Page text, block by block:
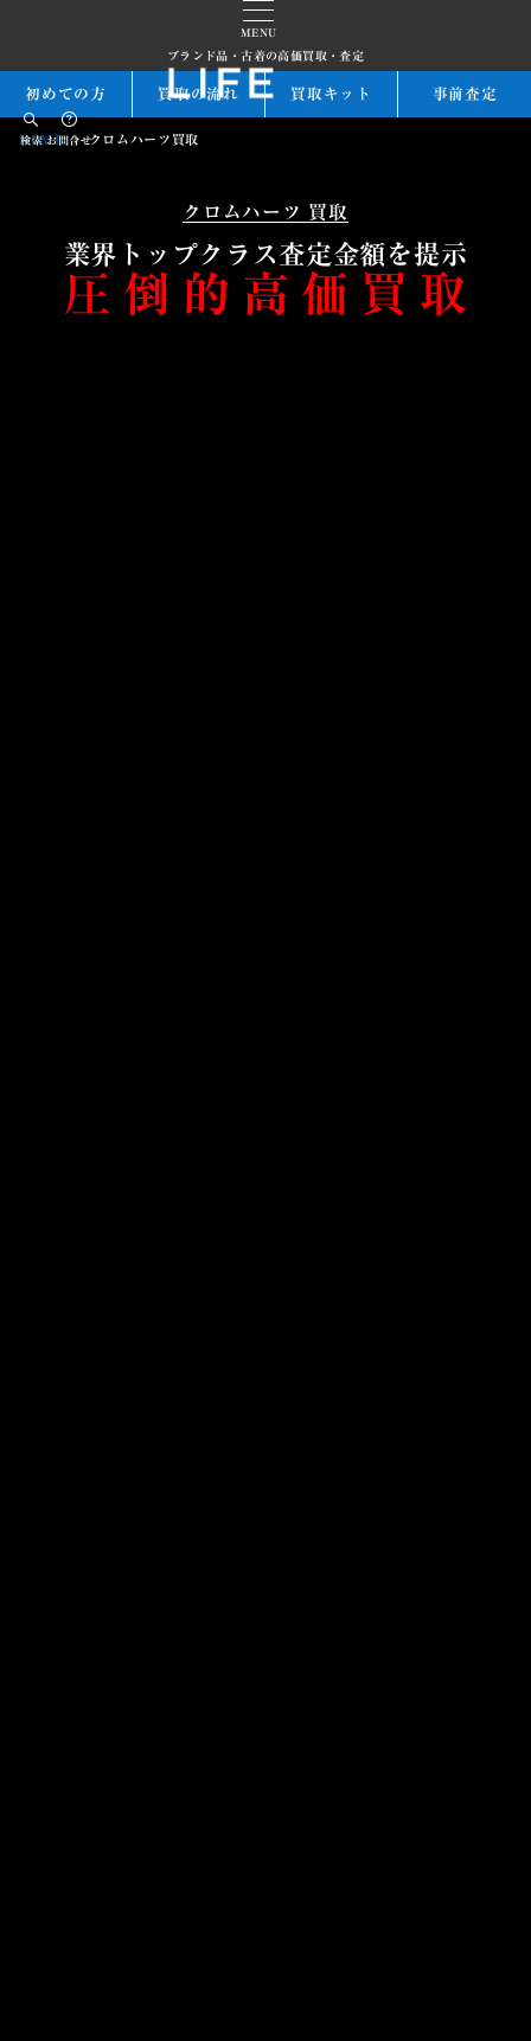
MENU
ブランド品・古着の高価買取・査定
検索 お問合せ
初めての方 買取の流れ 買取キット 事前査定
HOME クロムハーツ買取
クロムハーツ 買取
業界トップクラス査定金額を提示
圧倒的高価買取